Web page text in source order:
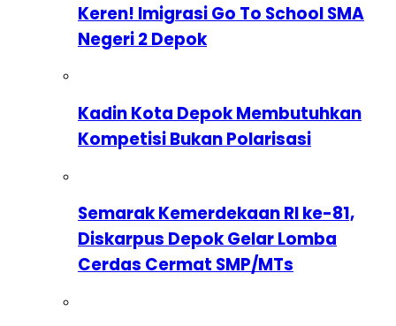
Keren! Imigrasi Go To School SMA
Negeri 2 Depok
Kadin Kota Depok Membutuhkan
Kompetisi Bukan Polarisasi
Semarak Kemerdekaan RI ke-81,
Diskarpus Depok Gelar Lomba
Cerdas Cermat SMP/MTs